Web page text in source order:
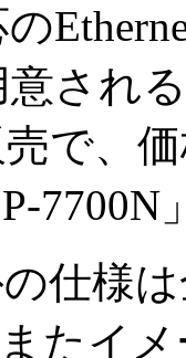
の
され
で、
7700N
仕様
たイ